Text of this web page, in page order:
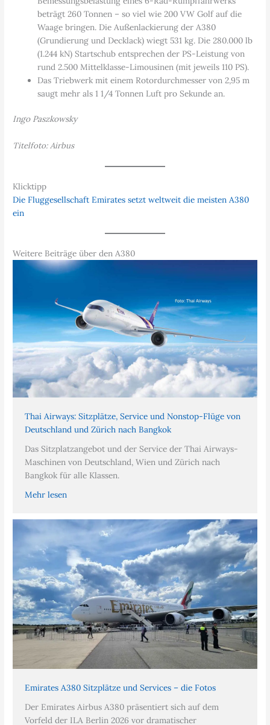
beträgt 260 Tonnen – so viel wie 200 VW Golf auf die
Waage bringen. Die Außenlackierung der A380
(Grundierung und Decklack) wiegt 531 kg. Die 280.000 lb
(1.244 kN) Startschub entsprechen der PS-Leistung von
rund 2.500 Mittelklasse-Limousinen (mit jeweils 110 PS).
Das Triebwerk mit einem Rotordurchmesser von 2,95 m
saugt mehr als 1 1/4 Tonnen Luft pro Sekunde an.
Ingo Paszkowsky
Titelfoto: Airbus
Klicktipp
Die Fluggesellschaft Emirates setzt weltweit die meisten A380
ein
Weitere Beiträge über den A380
Thai Airways: Sitzplätze, Service und Nonstop-Flüge von
Deutschland und Zürich nach Bangkok
Das Sitzplatzangebot und der Service der Thai Airways-
Maschinen von Deutschland, Wien und Zürich nach
Bangkok für alle Klassen.
Mehr lesen
Emirates A380 Sitzplätze und Services – die Fotos
Der Emirates Airbus A380 präsentiert sich auf dem
Vorfeld der ILA Berlin 2026 vor dramatischer